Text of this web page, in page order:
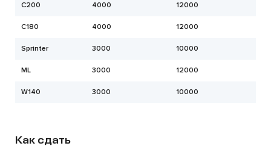
C200 4000 12000
C180 4000 12000
Sprinter 3000 10000
ML 3000 12000
W140 3000 10000
Как сдать